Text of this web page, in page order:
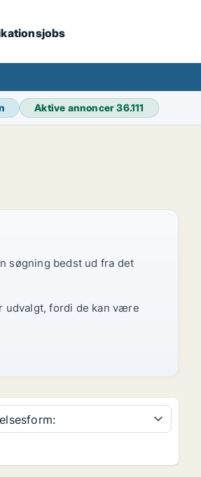
Aktive annoncer36.111
søgning bedst ud fra det
udvalgt, fordi de kan være